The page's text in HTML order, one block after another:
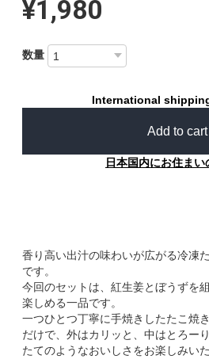
¥1,980
数量
International
Add to cart
日本国内にお住まい
香り高い出汁の味わいが広がる冷凍
です。
今回のセットは、紅生姜とぼうずを
楽しめる一品です。
一つひとつ丁寧に手焼きしたたこ焼
だけで、外はカリッと、中はとろー
たてのようなおいしさをお楽しみいた